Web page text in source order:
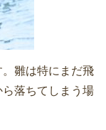
雛は特にまだ飛
落ちてしまう場